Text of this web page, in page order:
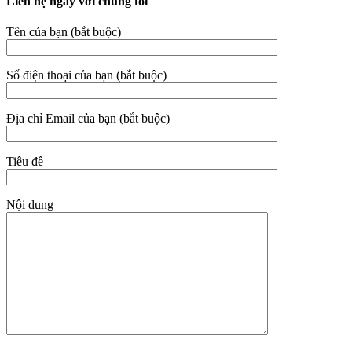
Tên của bạn (bắt buộc)
Số điện thoại của bạn (bắt buộc)
Địa chỉ Email của bạn (bắt buộc)
Tiêu đề
Nội dung